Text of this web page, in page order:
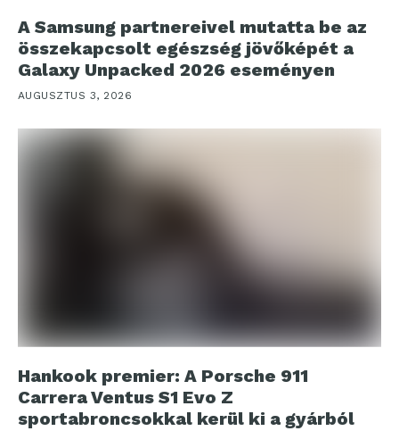
A Samsung partnereivel mutatta be az
összekapcsolt egészség jövőképét a
Galaxy Unpacked 2026 eseményen
AUGUSZTUS 3, 2026
Hankook premier: A Porsche 911
Carrera Ventus S1 Evo Z
sportabroncsokkal kerül ki a gyárból